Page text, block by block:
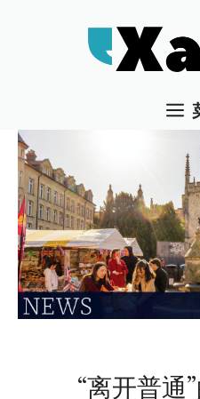
“离开普通